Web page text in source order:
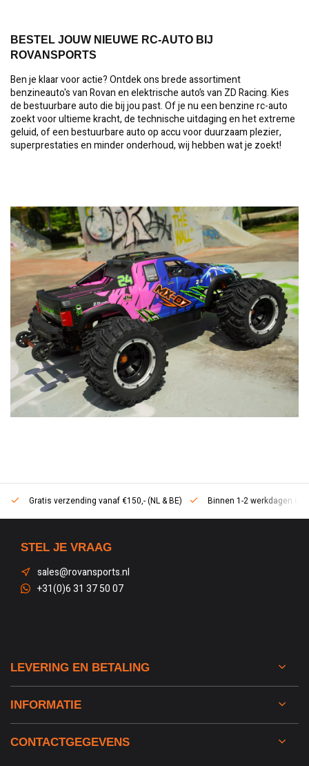
BESTEL JOUW NIEUWE RC-AUTO BIJ
ROVANSPORTS
Ben je klaar voor actie? Ontdek ons brede assortiment
benzineauto's van Rovan en elektrische auto’s van ZD Racing. Kies
de bestuurbare auto die bij jou past. Of je nu een benzine rc-auto
zoekt voor ultieme kracht, de technische uitdaging en het extreme
geluid, of een bestuurbare auto op accu voor duurzaam plezier,
superprestaties en minder onderhoud, wij hebben wat je zoekt!
Binnen 1-2 werkdagen in huis 1:5 RC dealer Actief sinds 2013
STEL JE VRAAG
sales@rovansports.nl
+31(0)6 31 37 50 07
LEVERING EN BETALING
INFORMATIE
CONTACTGEGEVENS